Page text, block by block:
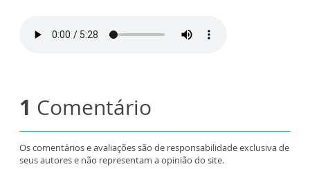
1 Comentário
Os comentários e avaliações são de responsabilidade exclusiva de
seus autores e não representam a opinião do site.